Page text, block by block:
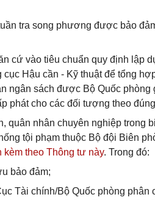
tra song phương được bảo
cứ vào tiêu chuẩn quy định lập
Hậu cần - Kỹ thuật để tổng
ngân sách được Bộ Quốc phòng
phát cho các đối tượng theo
quân nhân chuyên nghiệp trong
tội phạm thuộc Bộ đội Biên
kèm theo Thông tư này. Trong đó:
bảo đảm;
Tài chính/Bộ Quốc phòng phân